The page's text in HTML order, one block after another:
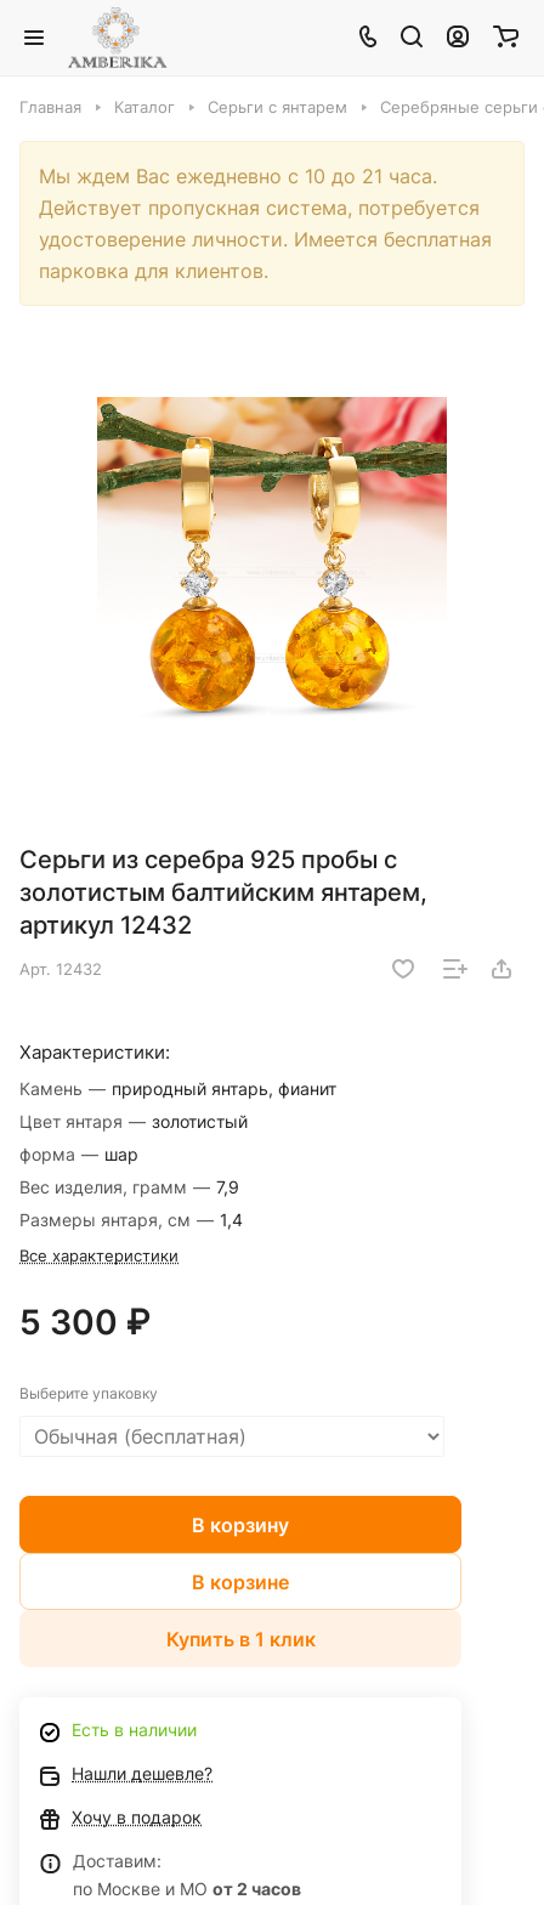
Главная Каталог Серьги с янтарем Серебряные серьги
Мы ждем Вас ежедневно с 10 до 21 часа.
Действует пропускная система, потребуется
удостоверение личности. Имеется бесплатная
парковка для клиентов.
Серьги из серебра 925 пробы с
золотистым балтийским янтарем,
артикул 12432
Арт. 12432
Характеристики:
Камень — природный янтарь, фианит
Цвет янтаря — золотистый
форма — шар
Вес изделия, грамм — 7,9
Размеры янтаря, см — 1,4
Все характеристики
5 300 ₽
Выберите упаковку
В корзину
В корзине
Купить в 1 клик
Есть в наличии
Нашли дешевле?
Хочу в подарок
Доставим:
по Москве и МО от 2 часов